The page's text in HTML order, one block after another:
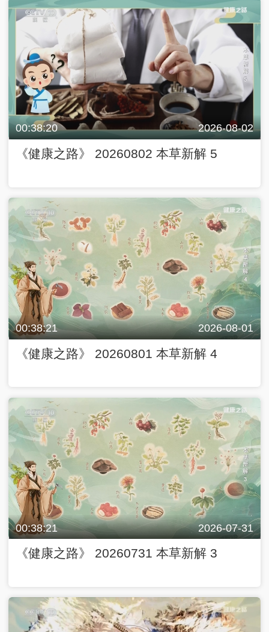
00:38:20 2026-08-02
《健康之路》 20260802 本草新解 5
00:38:21 2026-08-01
《健康之路》 20260801 本草新解 4
00:38:21 2026-07-31
《健康之路》 20260731 本草新解 3